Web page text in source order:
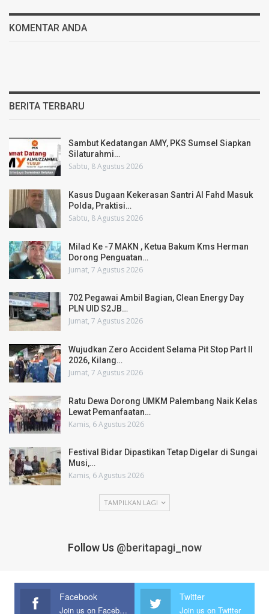
KOMENTAR ANDA
BERITA TERBARU
Sambut Kedatangan AMY, PKS Sumsel Siapkan
Silaturahmi…
Sabtu, 8 Agustus 2026
Kasus Dugaan Kekerasan Santri Al Fahd Masuk
Polda, Praktisi…
Sabtu, 8 Agustus 2026
Milad Ke -7 MAKN , Ketua Bakum Kms Herman
Dorong Penguatan…
Jumat, 7 Agustus 2026
702 Pegawai Ambil Bagian, Clean Energy Day
PLN UID S2JB…
Jumat, 7 Agustus 2026
Wujudkan Zero Accident Selama Pit Stop Part II
2026, Kilang…
Jumat, 7 Agustus 2026
Ratu Dewa Dorong UMKM Palembang Naik Kelas
Lewat Pemanfaatan…
Kamis, 6 Agustus 2026
Festival Bidar Dipastikan Tetap Digelar di Sungai
Musi,…
Kamis, 6 Agustus 2026
TAMPILKAN LAGI
Follow Us @beritapagi_now
Facebook
Join us on Facebook
Twitter
Join us on Twitter